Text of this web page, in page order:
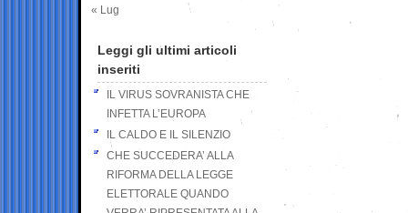
« Lug
Leggi gli ultimi articoli
inseriti
IL VIRUS SOVRANISTA CHE
INFETTA L’EUROPA
IL CALDO E IL SILENZIO
CHE SUCCEDERA’ ALLA
RIFORMA DELLA LEGGE
ELETTORALE QUANDO